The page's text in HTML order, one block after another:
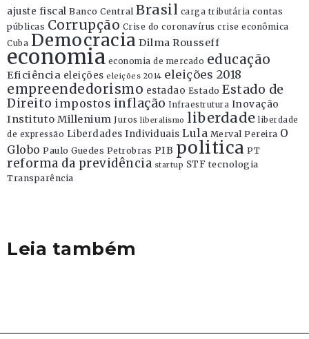
ajuste fiscal Banco Central Brasil carga tributária contas
públicas Corrupção Crise do coronavírus crise econômica
Cuba Democracia Dilma Rousseff
economia economia de mercado educação
Eficiência eleições eleições 2014 eleições 2018
empreendedorismo estadao Estado Estado de
Direito impostos inflação Infraestrutura Inovação
Instituto Millenium Juros liberalismo liberdade liberdade
de expressão Liberdades Individuais Lula Merval Pereira O
Globo Paulo Guedes Petrobras PIB politica PT
reforma da previdência startup STF tecnologia
Transparência
Leia também